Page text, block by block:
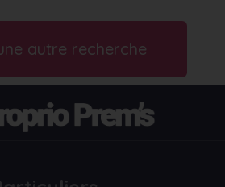
autre recherche